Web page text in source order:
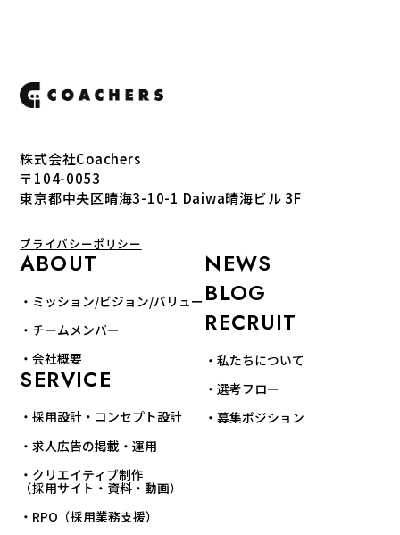
株式会社Coachers
〒104-0053
東京都中央区晴海3-10-1 Daiwa晴海ビル 3F
プライバシーポリシー
ABOUT
・ミッション/ビジョン/バリュー
・チームメンバー
・会社概要
SERVICE
・採用設計・コンセプト設計
・求人広告の掲載・運用
・クリエイティブ制作
（採用サイト・資料・動画）
・RPO（採用業務支援）
NEWS
BLOG
RECRUIT
・私たちについて
・選考フロー
・募集ポジション